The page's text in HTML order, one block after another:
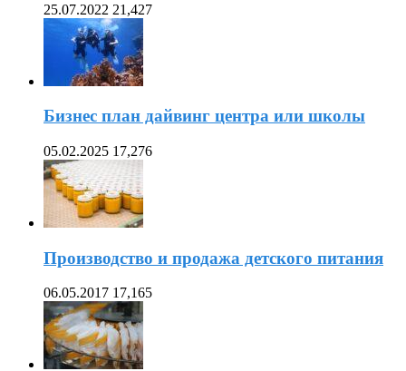
25.07.2022 21,427
Бизнес план дайвинг центра или школы
05.02.2025 17,276
Производство и продажа детского питания
06.05.2017 17,165